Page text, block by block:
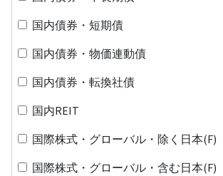
国内債券・短期債
国内債券・物価連動債
国内債券・転換社債
国内REIT
国際株式・グローバル・除く日本(F)
国際株式・グローバル・含む日本(F)